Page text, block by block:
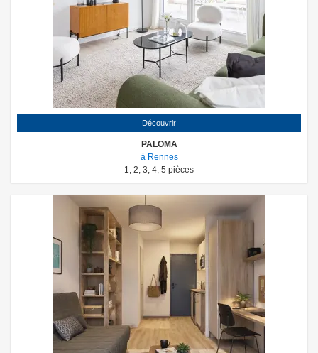
Découvrir
PALOMA
à Rennes
1
2 3 4 5 pièces